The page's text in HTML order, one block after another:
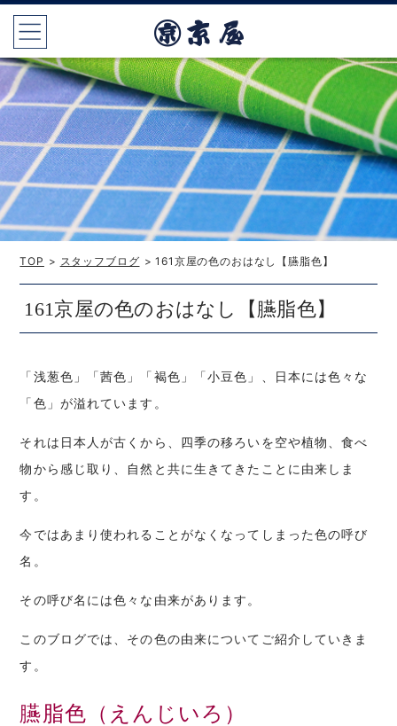
TOP > スタッフブログ > 161京屋の色のおはなし【臙脂色】
161京屋の色のおはなし【臙脂色】
「浅葱色」「茜色」「褐色」「小豆色」、日本には色々な
「色」が溢れています。
それは日本人が古くから、四季の移ろいを空や植物、食べ
物から感じ取り、自然と共に生きてきたことに由来しま
す。
今ではあまり使われることがなくなってしまった色の呼び
名。
その呼び名には色々な由来があります。
このブログでは、その色の由来についてご紹介していきま
す。
臙脂色（えんじいろ）